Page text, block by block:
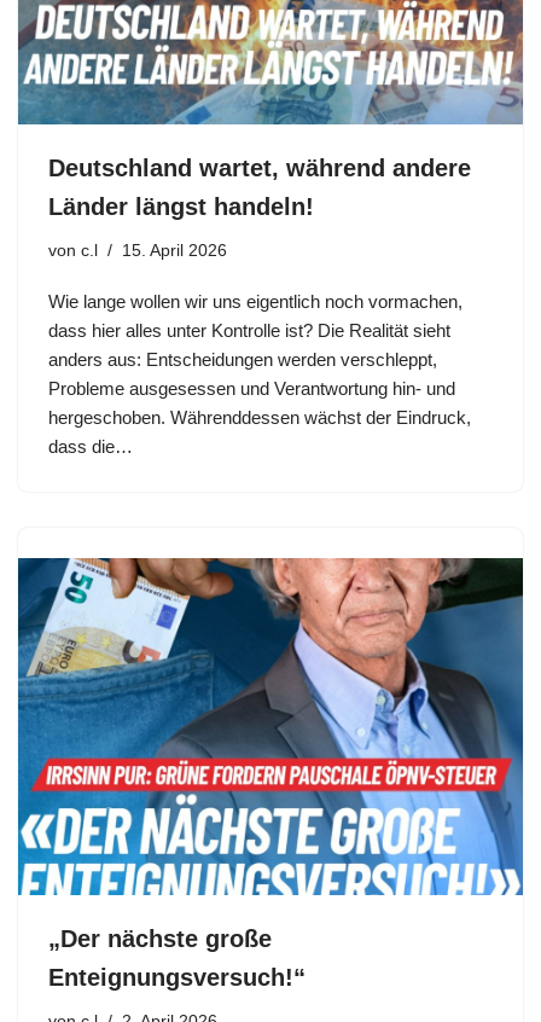
Deutschland wartet, während andere
Länder längst handeln!
von c.l 15. April 2026
Wie lange wollen wir uns eigentlich noch vormachen,
dass hier alles unter Kontrolle ist? Die Realität sieht
anders aus: Entscheidungen werden verschleppt,
Probleme ausgesessen und Verantwortung hin- und
hergeschoben. Währenddessen wächst der Eindruck,
dass die…
„Der nächste große
Enteignungsversuch!“